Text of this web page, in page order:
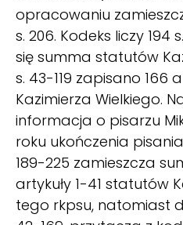
opracowaniu
s. 206. Kodeks liczy 194
się summa statutów
s. 43-119 zapisano 166
Kazimierza Wielkiego.
informacja o pisarzu
roku ukończenia
189-225 zamieszcza
artykuły 1-41 statutów
tego rkpsu, natomiast